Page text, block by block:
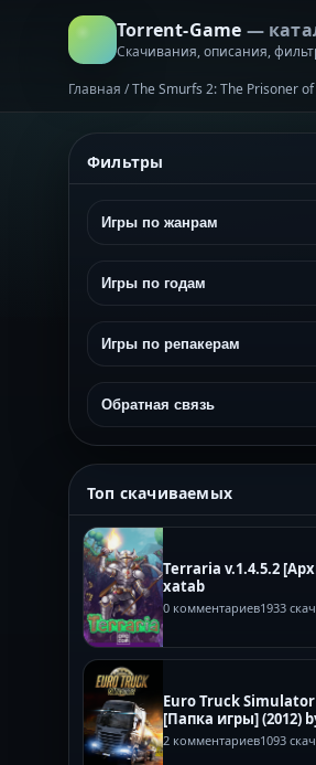
Torrent-Game —
Скачивания, описания,
Главная /The Smurfs 2: The Prisoner
Фильтры
Игры по жанрам
Игры по годам
Игры по репакерам
Обратная связь
Топ скачиваемых
Terraria v.1.4.5.2
xatab
0 комментариев1933
Euro Truck Simulator
[Папка игры] (2012)
2 комментариев1093